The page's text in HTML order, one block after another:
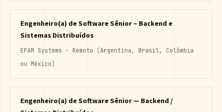
Engenheiro(a) de Software Sênior – Backend e
Sistemas Distribuídos
EPAM Systems · Remoto (Argentina, Brasil, Colômbia
ou México)
Engenheiro(a) de Software Sênior — Backend /